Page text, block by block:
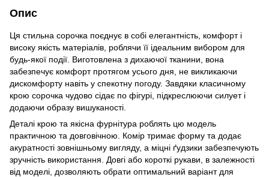
Опис
Ця стильна сорочка поєднує в собі елегантність, комфорт і
високу якість матеріалів, роблячи її ідеальним вибором для
будь-якої події. Виготовлена з дихаючої тканини, вона
забезпечує комфорт протягом усього дня, не викликаючи
дискомфорту навіть у спекотну погоду. Завдяки класичному
крою сорочка чудово сідає по фігурі, підкреслюючи силует і
додаючи образу вишуканості.
Деталі крою та якісна фурнітура роблять цю модель
практичною та довговічною. Комір тримає форму та додає
акуратності зовнішньому вигляду, а міцні ґудзики забезпечують
зручність використання. Довгі або короткі рукави, в залежності
від моделі, дозволяють обрати оптимальний варіант для